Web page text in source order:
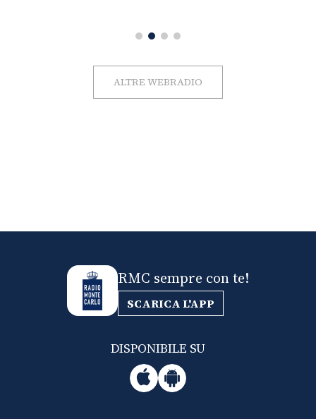
ALTRE WEBRADIO
RMC sempre con te!
SCARICA L'APP
DISPONIBILE SU